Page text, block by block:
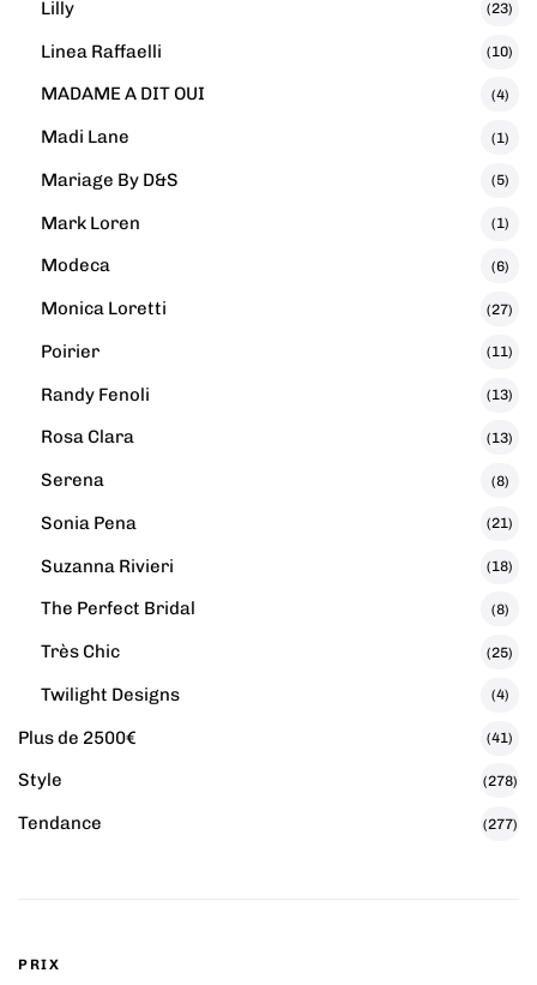
Lilly (23)
Linea Raffaelli (10)
MADAME A DIT OUI (4)
Madi Lane (1)
Mariage By D&S (5)
Mark Loren (1)
Modeca (6)
Monica Loretti (27)
Poirier (11)
Randy Fenoli (13)
Rosa Clara (13)
Serena (8)
Sonia Pena (21)
Suzanna Rivieri (18)
The Perfect Bridal (8)
Très Chic (25)
Twilight Designs (4)
Plus de 2500€ (41)
Style (278)
Tendance (277)
PRIX